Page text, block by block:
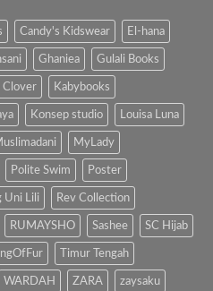
Candy's Kidswear El-hana
Ghaniea Gulali Books
Clover Kabybooks
Konsep studio Louisa Luna
MyLady
Polite Swim Poster
Uni Lili Rev Collection
RUMAYSHO Sashee SC Hijab
Timur Tengah
WARDAH ZARA zaysaku